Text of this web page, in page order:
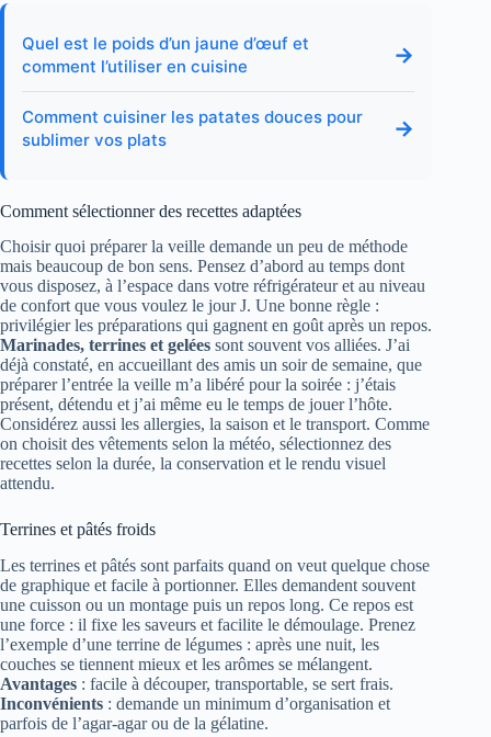
Quel est le poids d’un jaune d’œuf et
comment l’utiliser en cuisine
→
Comment cuisiner les patates douces pour
sublimer vos plats
→
Comment sélectionner des recettes adaptées
Choisir quoi préparer la veille demande un peu de méthode
mais beaucoup de bon sens. Pensez d’abord au temps dont
vous disposez, à l’espace dans votre réfrigérateur et au niveau
de confort que vous voulez le jour J. Une bonne règle :
privilégier les préparations qui gagnent en goût après un repos.
Marinades, terrines et gelées sont souvent vos alliées. J’ai
déjà constaté, en accueillant des amis un soir de semaine, que
préparer l’entrée la veille m’a libéré pour la soirée : j’étais
présent, détendu et j’ai même eu le temps de jouer l’hôte.
Considérez aussi les allergies, la saison et le transport. Comme
on choisit des vêtements selon la météo, sélectionnez des
recettes selon la durée, la conservation et le rendu visuel
attendu.
Terrines et pâtés froids
Les terrines et pâtés sont parfaits quand on veut quelque chose
de graphique et facile à portionner. Elles demandent souvent
une cuisson ou un montage puis un repos long. Ce repos est
une force : il fixe les saveurs et facilite le démoulage. Prenez
l’exemple d’une terrine de légumes : après une nuit, les
couches se tiennent mieux et les arômes se mélangent.
Avantages : facile à découper, transportable, se sert frais.
Inconvénients : demande un minimum d’organisation et
parfois de l’agar-agar ou de la gélatine.